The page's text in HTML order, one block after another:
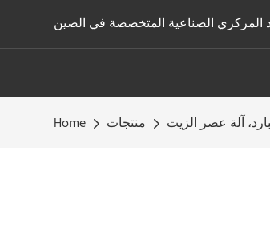
المركزي الصناعية المتخصصة في الصين
Home منتجات آلة عصر الزيت